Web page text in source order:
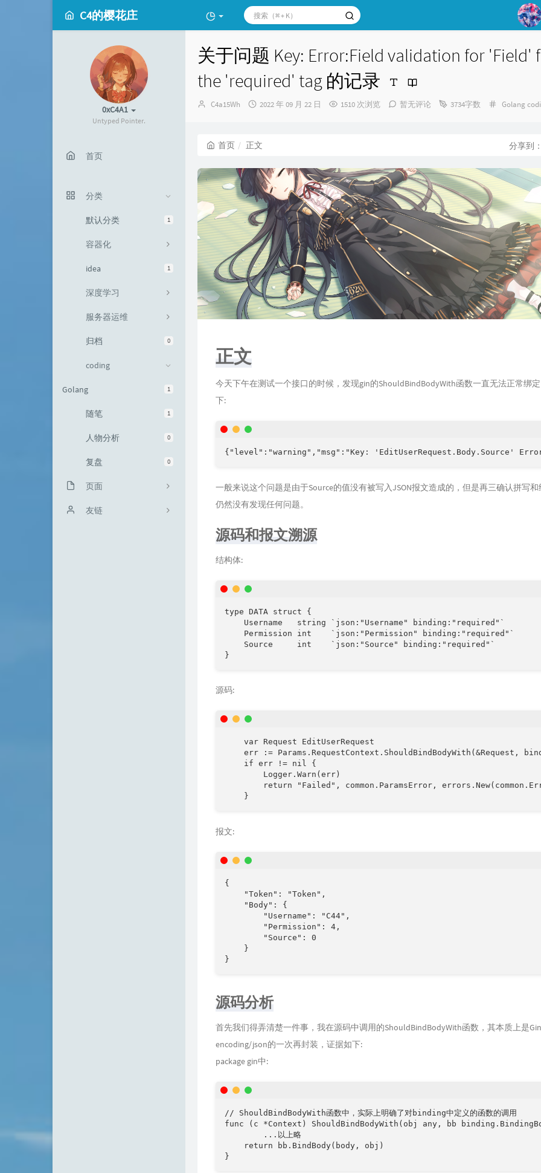
C4的樱花庄
0xC4A1
Untyped Pointer.
首页
分类
1
默认分类
容器化
1
idea
深度学习
服务器运维
0
归档
coding
1
Golang
1
随笔
0
人物分析
0
复盘
页面
关于我
友链
关于问题 Key: Error:Field validation for 'Field'
the 'required' tag 的记录
博
C4a15Wh
发
2022 年 09 月 22 日 1510 次浏览 暂无评论 3734字数
分
Golang
首页 正文 分享到
正文
今天下午在测试一个接口的时候，发现gin的ShouldBindBodyWith函数一直无法正常绑
下:
{"level":"warning","msg":"Key: 'EditUserRequest.Body.Source'
一般来说这个问题是由于Source的值没有被写入JSON报文造成的，但是再三确认拼写
仍然没有发现任何问题。
源码和报文溯源
结构体:
type DATA struct {
    Username   string `json:"Username" binding:"required"`
    Permission int    `json:"Permission" binding:"required"`
    Source     int    `json:"Source" binding:"required"`
}
源码:
    var Request EditUserRequest
err := Params.RequestContext.ShouldBindBodyWith(&Request,
    if err != nil {
        Logger.Warn(err)
return "Failed", common.ParamsError,
    }
报文:
{
    "Token": "Token",
    "Body": {
        "Username": "C44",
        "Permission": 4,
        "Source": 0
    }
}
源码分析
首先我们得弄清楚一件事，我在源码中调用的ShouldBindBodyWith函数，其本质上是
encoding/json的一次再封装，证据如下:
package gin中:
// ShouldBindBodyWith函数中，实际上明确了对binding中定义的函数的调用
func (c *Context) ShouldBindBodyWith(obj any, bb
        ...以上略
    return bb.BindBody(body, obj)
}